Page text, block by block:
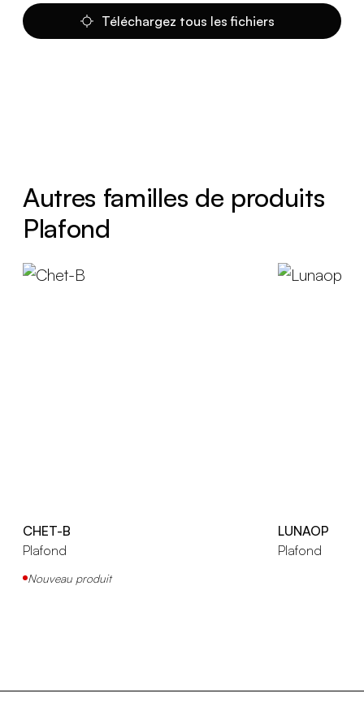
Téléchargez tous les fichiers
Autres familles de produits
Plafond
CHET-B
Plafond
Nouveau produit
LUNAOP
Plafond